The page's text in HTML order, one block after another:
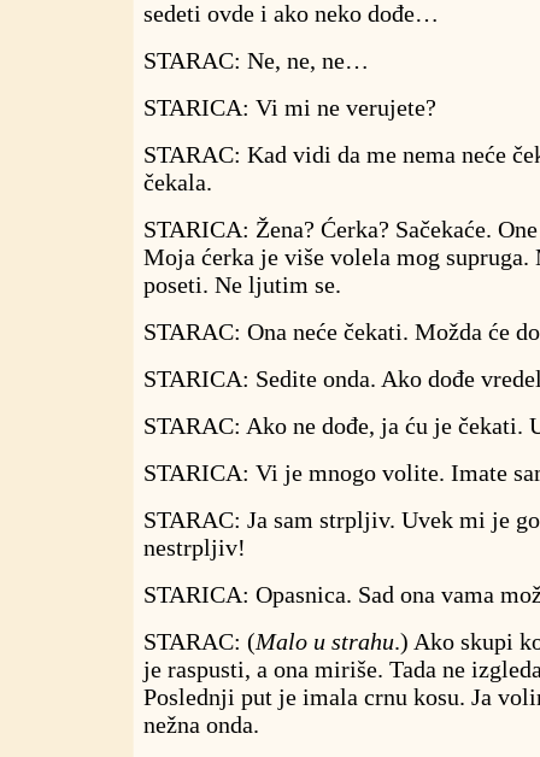
sedeti ovde i ako neko dođe…
STARAC: Ne, ne, ne…
STARICA: Vi mi ne verujete?
STARAC: Kad vidi da me nema neće
čekala.
STARICA: Žena? Ćerka? Sačekaće.
Moja ćerka je više volela mog supruga.
poseti. Ne ljutim se.
STARAC: Ona neće čekati. Možda će
STARICA: Sedite onda. Ako dođe
STARAC: Ako ne dođe, ja ću je čekati.
STARICA: Vi je mnogo volite. Imate
STARAC: Ja sam strpljiv. Uvek mi je
nestrpljiv!
STARICA: Opasnica. Sad ona vama
STARAC: (Malo u strahu.) Ako skupi
je raspusti, a ona miriše. Tada ne
Poslednji put je imala crnu kosu. Ja
nežna onda.